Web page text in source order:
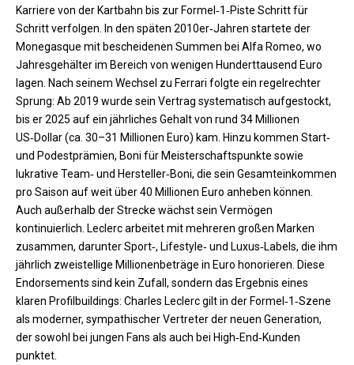
Karriere von der Kartbahn bis zur Formel‑1‑Piste Schritt für
Schritt verfolgen. In den späten 2010er‑Jahren startete der
Monegasque mit bescheidenen Summen bei Alfa Romeo, wo
Jahresgehälter im Bereich von wenigen Hunderttausend Euro
lagen. Nach seinem Wechsel zu Ferrari folgte ein regelrechter
Sprung: Ab 2019 wurde sein Vertrag systematisch aufgestockt,
bis er 2025 auf ein jährliches Gehalt von rund 34 Millionen
US‑Dollar (ca. 30–31 Millionen Euro) kam. Hinzu kommen Start‑
und Podestprämien, Boni für Meisterschaftspunkte sowie
lukrative Team‑ und Hersteller‑Boni, die sein Gesamteinkommen
pro Saison auf weit über 40 Millionen Euro anheben können.
Auch außerhalb der Strecke wächst sein Vermögen
kontinuierlich. Leclerc arbeitet mit mehreren großen Marken
zusammen, darunter Sport‑, Lifestyle‑ und Luxus‑Labels, die ihm
jährlich zweistellige Millionenbeträge in Euro honorieren. Diese
Endorsements sind kein Zufall, sondern das Ergebnis eines
klaren Profilbuildings: Charles Leclerc gilt in der Formel‑1‑Szene
als moderner, sympathischer Vertreter der neuen Generation,
der sowohl bei jungen Fans als auch bei High‑End‑Kunden
punktet.